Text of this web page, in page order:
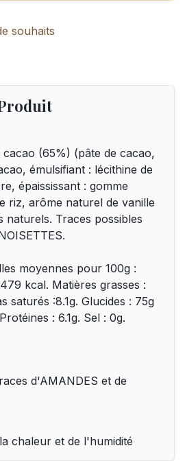
souhaits
(65%) (pâte de cacao,
émulsifiant : lécithine de
épaississant : gomme
riz, arôme naturel de vanille
naturels. Traces possibles
moyennes pour 100g :
kcal. Matières grasses :
saturés :8.1g. Glucides : 75g
: 6.1g. Sel : 0g.
d'AMANDES et de
chaleur et de l'humidité